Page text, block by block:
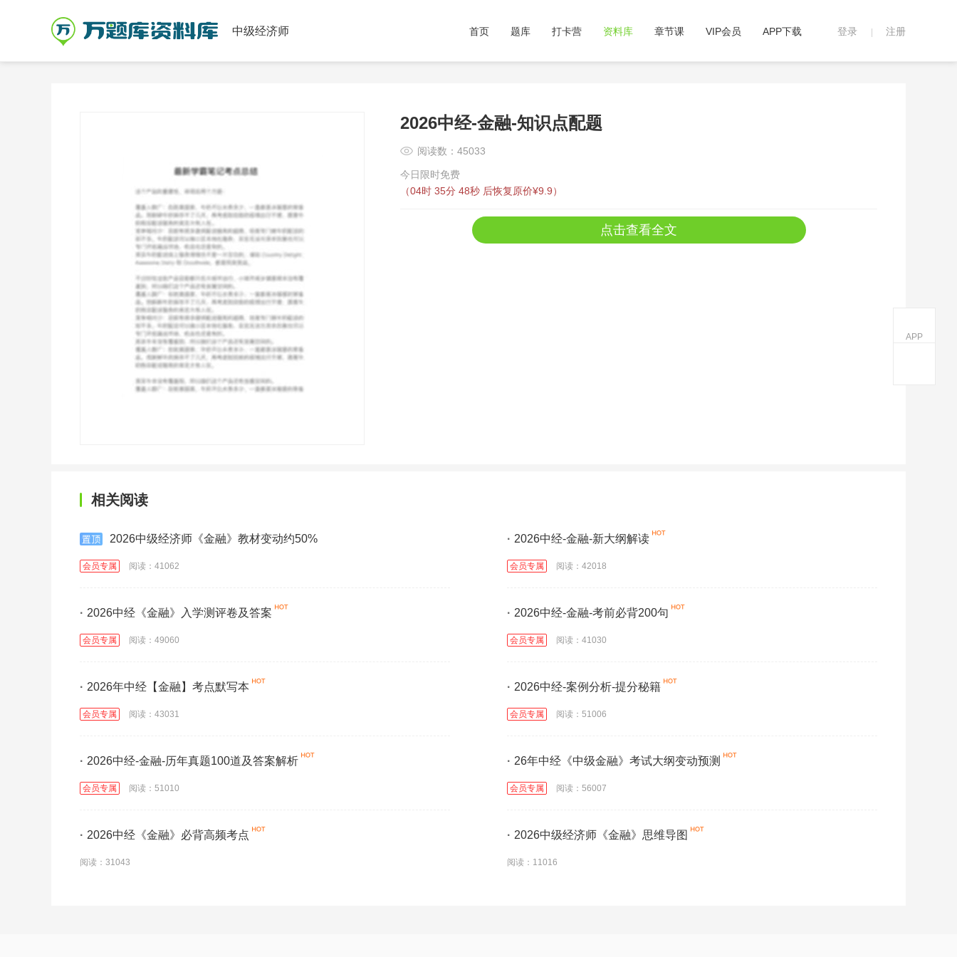
登录 注册
首页 题库 打卡营 资料库 章节课 VIP会员 APP下载
中级经济师
2026中经-金融-知识点配题
阅读数：45033
今日限时免费
（04时 35分 48秒 后恢复原价¥9.9）
点击查看全文
相关阅读
2026中级经济师《金融》教材变动约50%
会员专属 阅读：41062
· 2026中经-金融-新大纲解读
会员专属 阅读：42018
· 2026中经《金融》入学测评卷及答案
会员专属 阅读：49060
· 2026中经-金融-考前必背200句
会员专属 阅读：41030
· 2026年中经【金融】考点默写本
会员专属 阅读：43031
· 2026中经-案例分析-提分秘籍
会员专属 阅读：51006
· 2026中经-金融-历年真题100道及答案解析
会员专属 阅读：51010
· 26年中经《中级金融》考试大纲变动预测
会员专属 阅读：56007
· 2026中经《金融》必背高频考点
阅读：31043
· 2026中级经济师《金融》思维导图
阅读：11016
APP